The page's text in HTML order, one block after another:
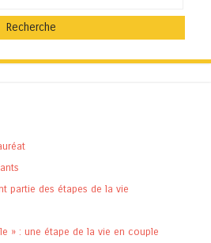
partie des étapes de la vie
» : une étape de la vie en couple